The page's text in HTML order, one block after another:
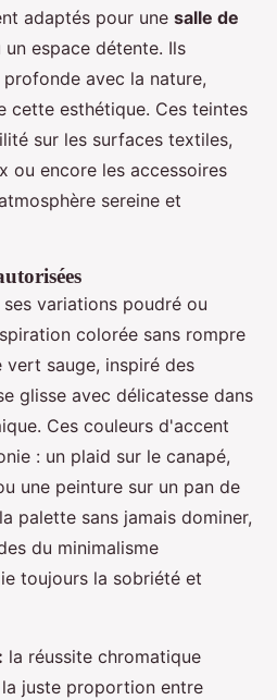
adaptés pour une salle de
un espace détente. Ils
avec la nature,
cette esthétique. Ces teintes
sur les surfaces textiles,
ou encore les accessoires
sereine et
variations poudré ou
colorée sans rompre
vert sauge, inspiré des
glisse avec délicatesse dans
Ces couleurs d'accent
: un plaid sur le canapé,
une peinture sur un pan de
palette sans jamais dominer,
du minimalisme
toujours la sobriété et
la réussite chromatique
juste proportion entre